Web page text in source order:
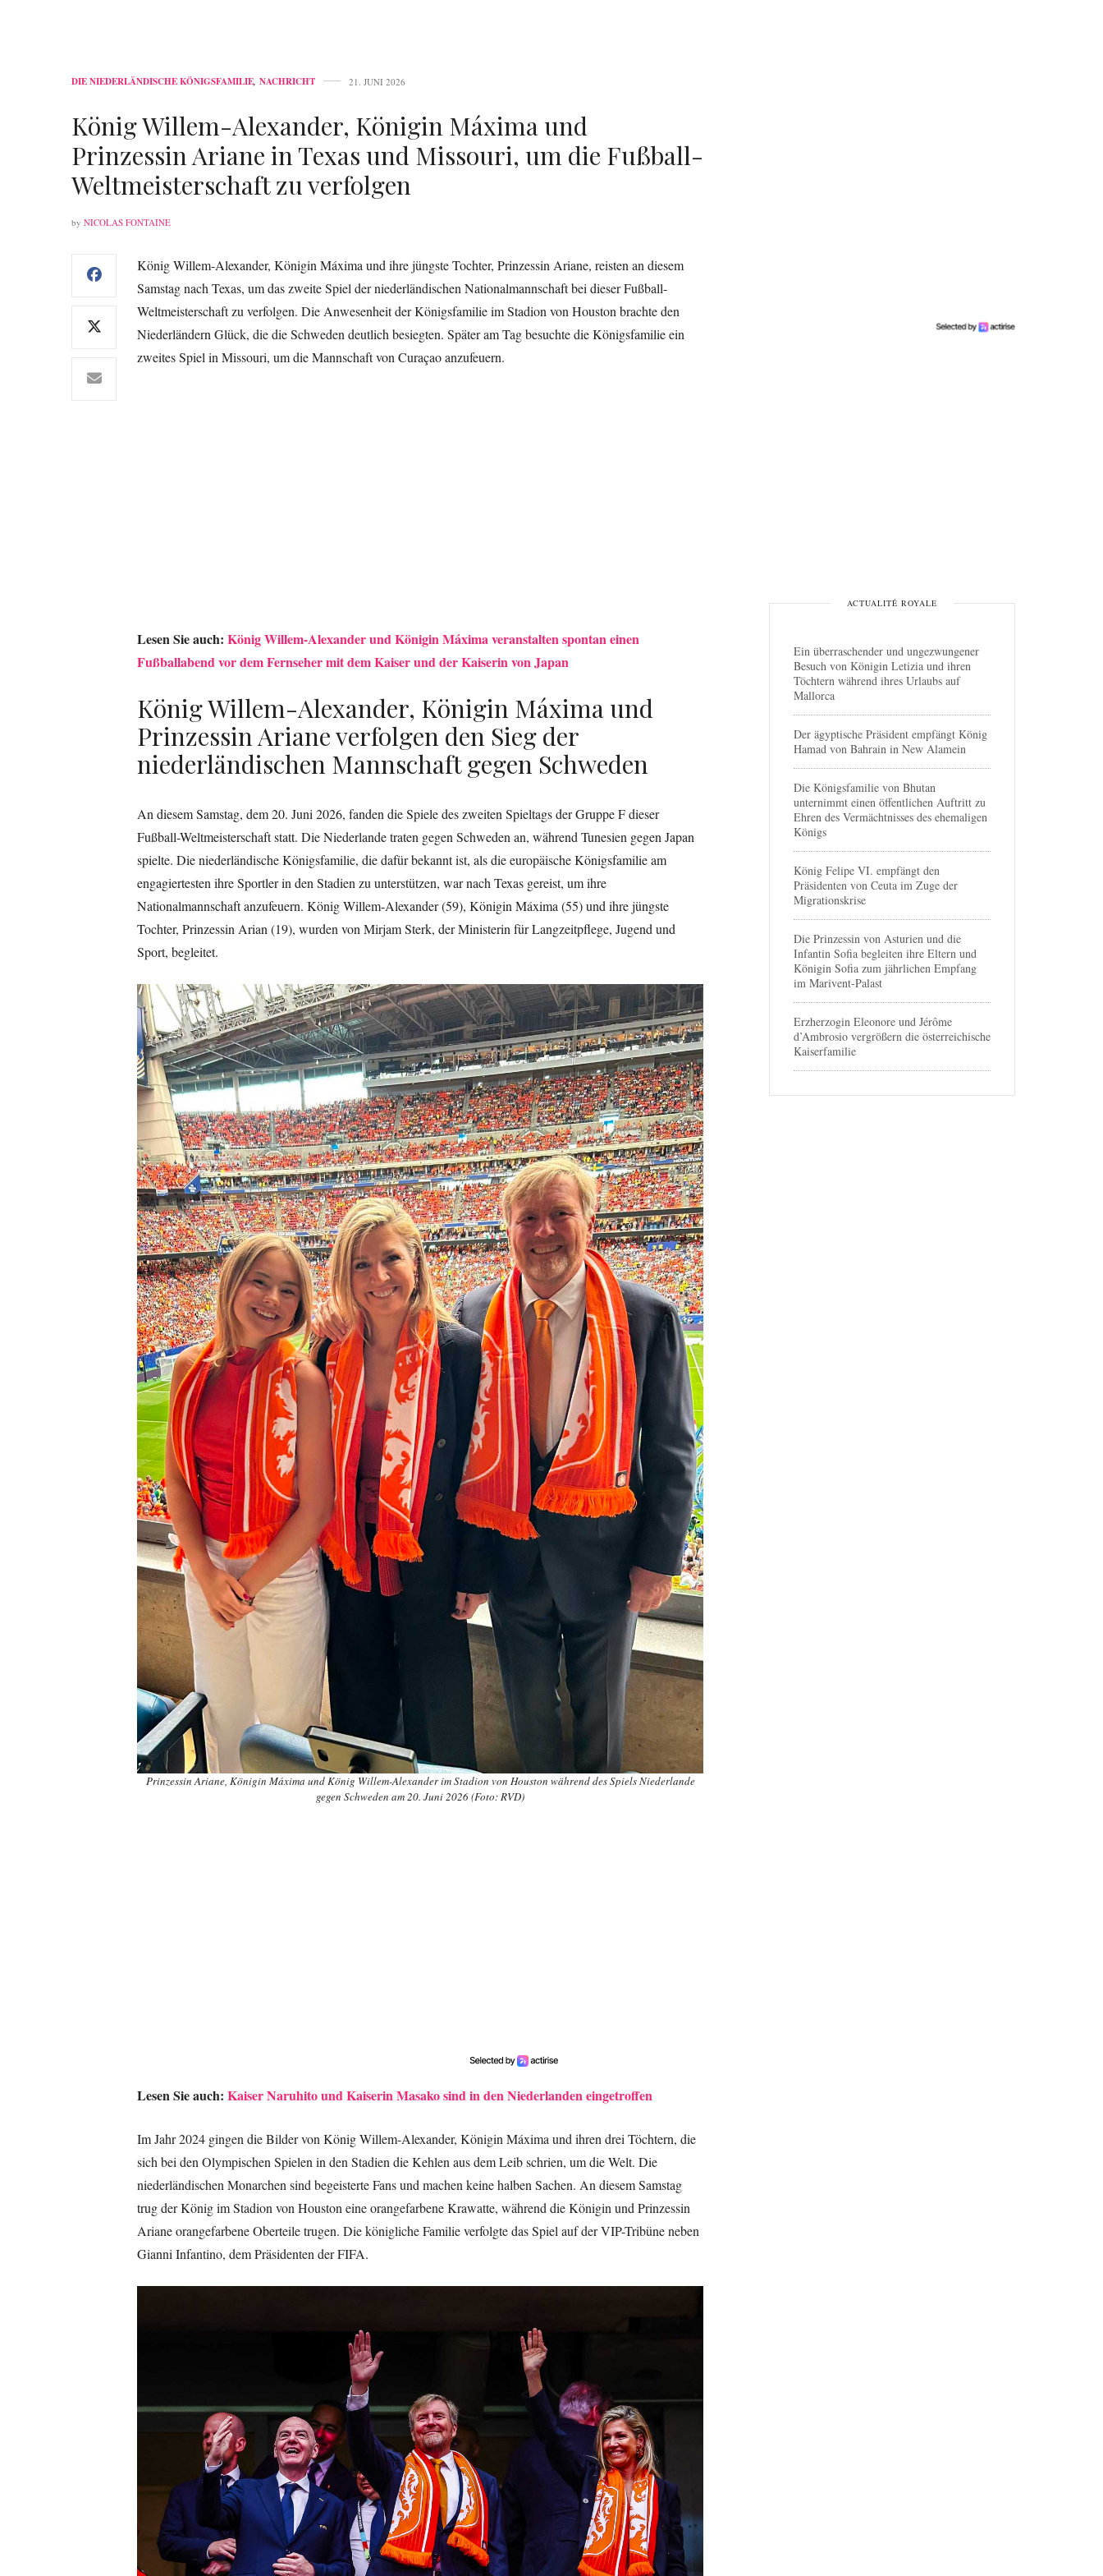
DIE NIEDERLÄNDISCHE KÖNIGSFAMILIE, NACHRICHT 21. JUNI 2026
König Willem-Alexander, Königin Máxima und
Prinzessin Ariane in Texas und Missouri, um die Fußball-
Weltmeisterschaft zu verfolgen
by NICOLAS FONTAINE
König Willem-Alexander, Königin Máxima und ihre jüngste Tochter, Prinzessin Ariane, reisten an diesem
Samstag nach Texas, um das zweite Spiel der niederländischen Nationalmannschaft bei dieser Fußball-
Weltmeisterschaft zu verfolgen. Die Anwesenheit der Königsfamilie im Stadion von Houston brachte den
Niederländern Glück, die die Schweden deutlich besiegten. Später am Tag besuchte die Königsfamilie ein
zweites Spiel in Missouri, um die Mannschaft von Curaçao anzufeuern.
Lesen Sie auch: König Willem-Alexander und Königin Máxima veranstalten spontan einen
Fußballabend vor dem Fernseher mit dem Kaiser und der Kaiserin von Japan
König Willem-Alexander, Königin Máxima und
Prinzessin Ariane verfolgen den Sieg der
niederländischen Mannschaft gegen Schweden
An diesem Samstag, dem 20. Juni 2026, fanden die Spiele des zweiten Spieltags der Gruppe F dieser
Fußball-Weltmeisterschaft statt. Die Niederlande traten gegen Schweden an, während Tunesien gegen Japan
spielte. Die niederländische Königsfamilie, die dafür bekannt ist, als die europäische Königsfamilie am
engagiertesten ihre Sportler in den Stadien zu unterstützen, war nach Texas gereist, um ihre
Nationalmannschaft anzufeuern. König Willem-Alexander (59), Königin Máxima (55) und ihre jüngste
Tochter, Prinzessin Arian (19), wurden von Mirjam Sterk, der Ministerin für Langzeitpflege, Jugend und
Sport, begleitet.
Prinzessin Ariane, Königin Máxima und König Willem-Alexander im Stadion von Houston während des Spiels Niederlande
gegen Schweden am 20. Juni 2026 (Foto: RVD)
Lesen Sie auch: Kaiser Naruhito und Kaiserin Masako sind in den Niederlanden eingetroffen
Im Jahr 2024 gingen die Bilder von König Willem-Alexander, Königin Máxima und ihren drei Töchtern, die
sich bei den Olympischen Spielen in den Stadien die Kehlen aus dem Leib schrien, um die Welt. Die
niederländischen Monarchen sind begeisterte Fans und machen keine halben Sachen. An diesem Samstag
trug der König im Stadion von Houston eine orangefarbene Krawatte, während die Königin und Prinzessin
Ariane orangefarbene Oberteile trugen. Die königliche Familie verfolgte das Spiel auf der VIP-Tribüne neben
Gianni Infantino, dem Präsidenten der FIFA.
ACTUALITÉ ROYALE
Ein überraschender und ungezwungener
Besuch von Königin Letizia und ihren
Töchtern während ihres Urlaubs auf
Mallorca
Der ägyptische Präsident empfängt König
Hamad von Bahrain in New Alamein
Die Königsfamilie von Bhutan
unternimmt einen öffentlichen Auftritt zu
Ehren des Vermächtnisses des ehemaligen
Königs
König Felipe VI. empfängt den
Präsidenten von Ceuta im Zuge der
Migrationskrise
Die Prinzessin von Asturien und die
Infantin Sofia begleiten ihre Eltern und
Königin Sofia zum jährlichen Empfang
im Marivent-Palast
Erzherzogin Eleonore und Jérôme
d’Ambrosio vergrößern die österreichische
Kaiserfamilie